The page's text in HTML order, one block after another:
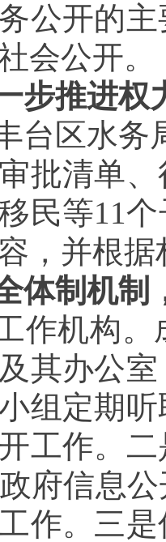
公开的
会公开。
步推进
台区水务
批清单
民等11
，并根
体制机
作机构
其办公
组定期
工作。
府信息
作。三